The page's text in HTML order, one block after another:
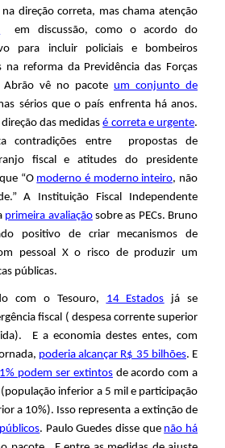
direção correta, mas chama atenção
em discussão, como o acordo do
para incluir policiais e bombeiros
reforma da Previdência das Forças
vê no pacote um conjunto de
sérios que o país enfrenta há anos.
direção das medidasé correta e urgente.
contradições entre propostas de
fiscal e atitudes do presidente
“O moderno é moderno inteiro, não
A Instituição Fiscal Independente
primeira avaliaçãosobre as PECs. Bruno
positivo de criar mecanismos de
pessoal X o risco de produzir um
públicas.
com o Tesouro, 14 Estados já se
fiscal ( despesa corrente superior
E a economia destes entes, com
poderia alcançar R$ 35 bilhões. E
podem ser extintosde acordo com a
inferior a 5 mil e participação
a 10%). Isso representa a extinção de
. Paulo Guedes disse que não há